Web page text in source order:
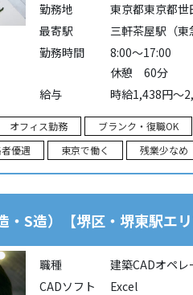
勤務地
東京都東京都世
最寄駅
三軒茶屋駅（東
勤務時間
8:00～17:00
休憩 60分
給与
時給1,438円～
オフィス勤務 ブランク・復職OK
優遇 東京で働く 残業少なめ
S造）【堺区・堺東駅エ
職種
建築CADオペレ
CADソフト
Excel